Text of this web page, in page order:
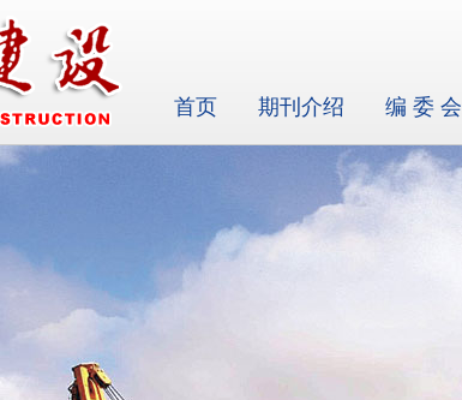
首页 期刊介绍 编 委 会